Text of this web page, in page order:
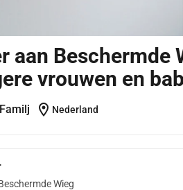
aan Beschermde
vrouwen en
location_on Nederland
Wieg